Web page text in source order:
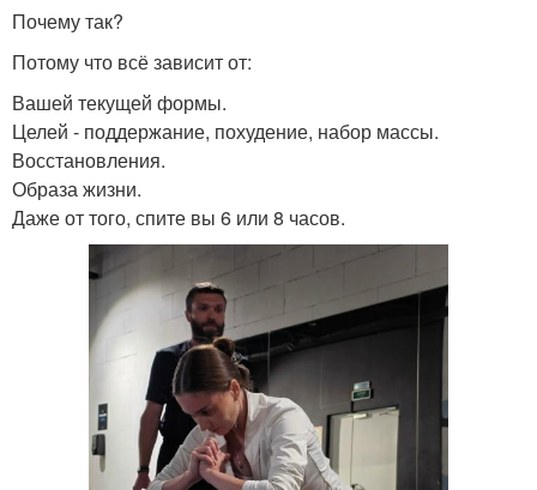
Почему так?
Потому что всё зависит от:
Вашей текущей формы.
Целей - поддержание, похудение, набор массы.
Восстановления.
Образа жизни.
Даже от того, спите вы 6 или 8 часов.